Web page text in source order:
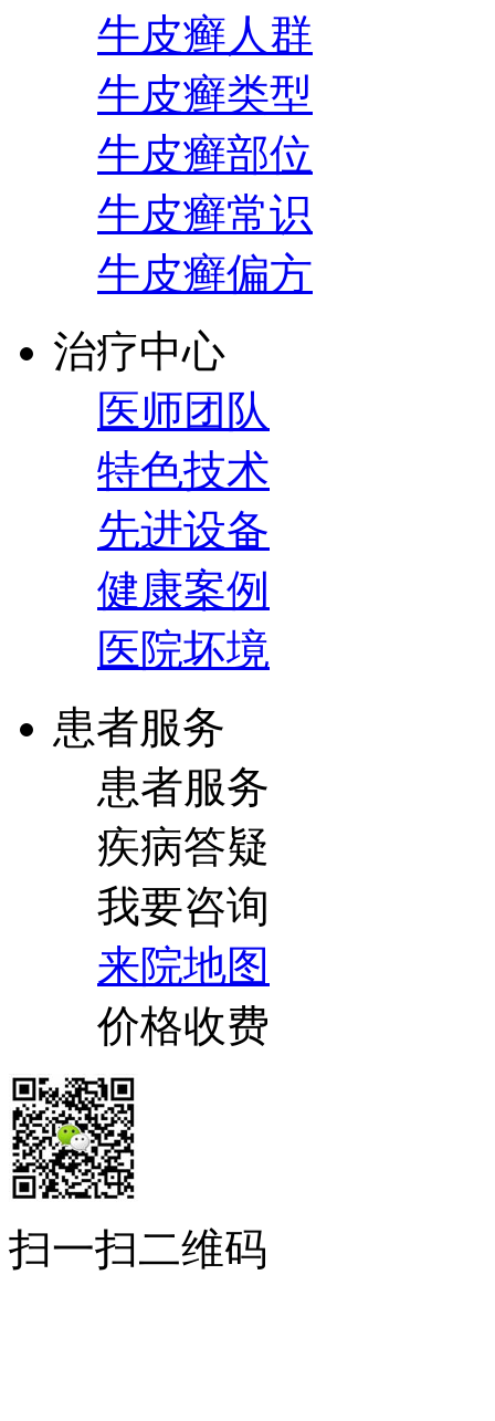
牛皮癣人群
牛皮癣类型
牛皮癣部位
牛皮癣常识
牛皮癣偏方
治疗中心
医师团队
特色技术
先进设备
健康案例
医院坏境
患者服务
患者服务
疾病答疑
我要咨询
来院地图
价格收费
扫一扫二维码